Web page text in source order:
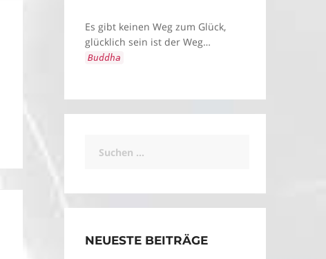
Es gibt keinen Weg zum Glück,
glücklich sein ist der Weg…
Buddha
nach:
NEUESTE BEITRÄGE